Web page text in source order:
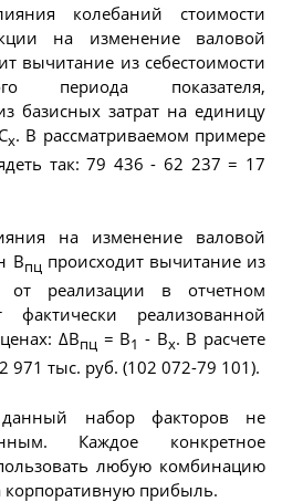
колебаний стоимости
на изменение валовой
вычитание из себестоимости
периода показателя,
базисных затрат на единицу
х. В рассматриваемом примере
так: 79 436 - 62 237 = 17
на изменение валовой
Впц происходит вычитание из
от реализации в отчетном
реализованной
ΔВпц = В1 - Вх. В расчете
971 тыс. руб. (102 072-79 101).
набор факторов не
Каждое конкретное
любую комбинацию
прибыль.